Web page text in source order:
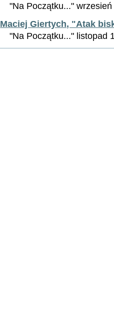
"Na Początku..."
Maciej Giertych, "Atak
"Na Początku..." listopad